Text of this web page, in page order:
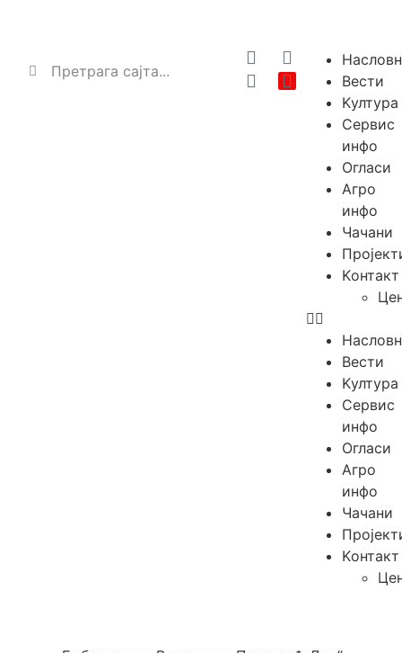
Вести
Kултура
Сервис
инфо
Огласи
Агро
инфо
Чачани
Kонтакт
Вести
Kултура
Сервис
инфо
Огласи
Агро
инфо
Чачани
Kонтакт